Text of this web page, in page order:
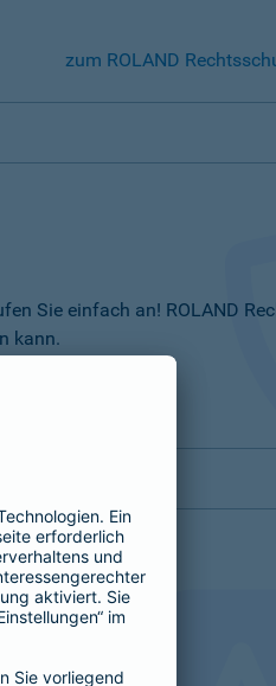
zum ROLAND
Sie einfach an! ROLAND
kann.